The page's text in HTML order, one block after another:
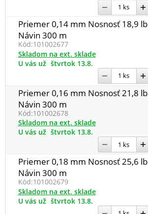
Priemer 0,14 mm Nosnosť 18,9 lb
Návin 300 m
Kód:101002677
Skladom na ext. sklade
U vás už štvrtok 13.8.
Priemer 0,16 mm Nosnosť 21,8 lb
Návin 300 m
Kód:101002678
Skladom na ext. sklade
U vás už štvrtok 13.8.
Priemer 0,18 mm Nosnosť 25,6 lb
Návin 300 m
Kód:101002679
Skladom na ext. sklade
U vás už štvrtok 13.8.